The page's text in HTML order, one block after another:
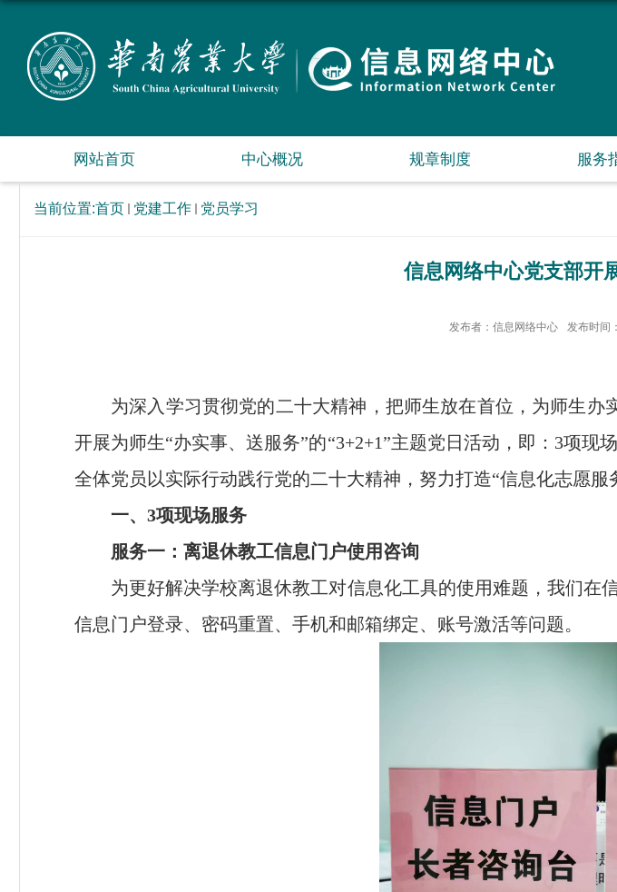
网站首页 中心概况 规章制度 服务
当前位置:首页 党建工作 党员学习
信息网络中心党支部开
发布者：信息网络中心 发布时间
为深入学习贯彻党的二十大精神，把师生放在首位，为师生办
开展为师生“办实事、送服务”的“3+2+1”主题党日活动，即： 3项现
全体党员以实际行动践行党的二十大精神，努力打造“信息化志愿服
一、3项现场服务
服务一：离退休教工信息门户使用咨询
为更好解决学校离退休教工对信息化工具的使用难题，我们在
信息门户登录、密码重置、手机和邮箱绑定、账号激活等问题。